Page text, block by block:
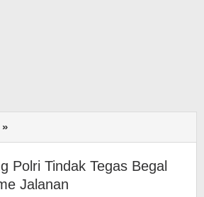
»
Dukung
Polri
Tindak
Tegas
Polri Tindak Tegas Begal
Jalanan